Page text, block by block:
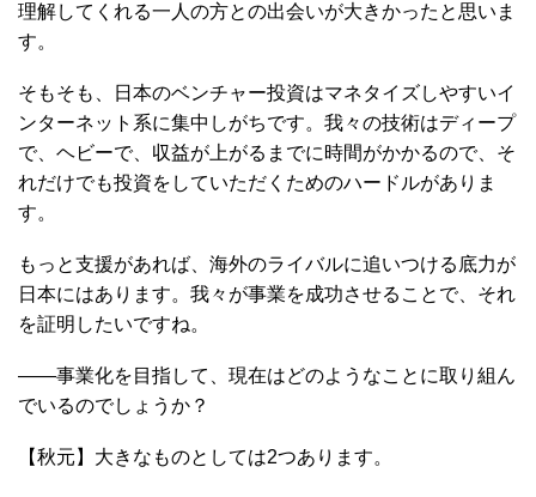
理解してくれる一人の方との出会いが大きかったと思いま
す。
そもそも、日本のベンチャー投資はマネタイズしやすいイ
ンターネット系に集中しがちです。我々の技術はディープ
で、ヘビーで、収益が上がるまでに時間がかかるので、そ
れだけでも投資をしていただくためのハードルがありま
す。
もっと支援があれば、海外のライバルに追いつける底力が
日本にはあります。我々が事業を成功させることで、それ
を証明したいですね。
――事業化を目指して、現在はどのようなことに取り組ん
でいるのでしょうか？
【秋元】大きなものとしては2つあります。